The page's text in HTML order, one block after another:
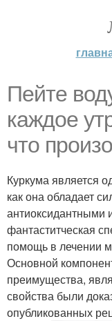
Пейте
каждое
что
Куркума является
как она обладает
фантаститческая
помощь в лечении
Основной
преимущества,
свойства были
опубликованных